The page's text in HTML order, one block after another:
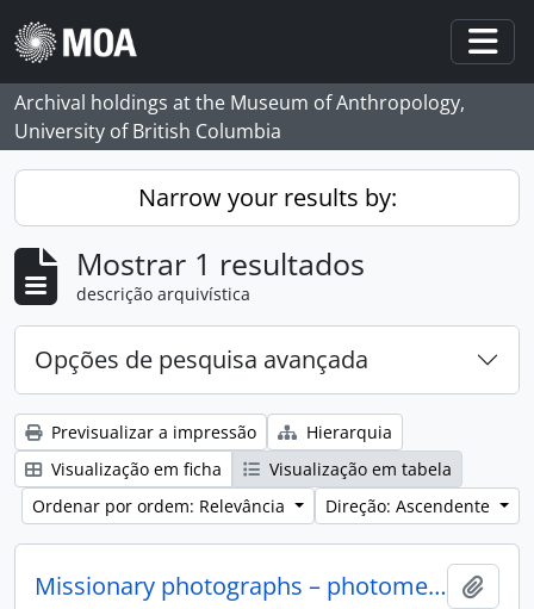
Skip to main content
Archival holdings at the Museum of Anthropology,
University of British Columbia
Narrow your results by:
Mostrar 1 resultados
descrição arquivística
Opções de pesquisa avançada
Previsualizar a impressão
Hierarquia
Visualização em ficha
Visualização em tabela
Ordenar por ordem: Relevância
Direção: Ascendente
Missionary photographs – photomechanical